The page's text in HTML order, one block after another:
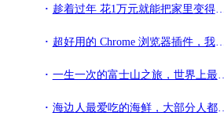
趁着过年 花1万元就能把家里变得更智能
超好用的 Chrome 浏览器插件，我为你找到了 6 款
一生一次的富士山之旅，世界上最大的活火山之一，绝不可错过
海边人最爱吃的海鲜，大部分人都瞧不上，实则是“美味至极”